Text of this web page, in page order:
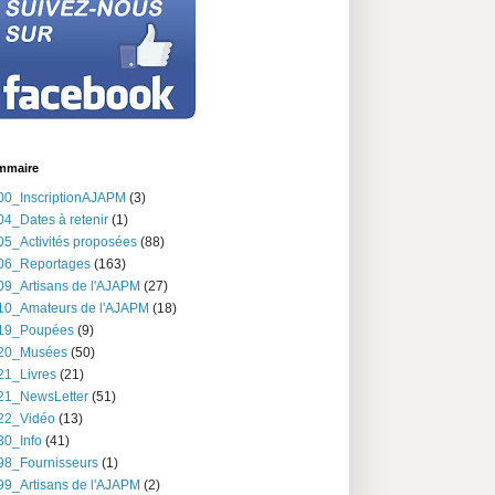
(3)
à retenir (1)
proposées (88)
(163)
de l'AJAPM (27)
de l'AJAPM (18)
(9)
(50)
(21)
(51)
(13)
(41)
(1)
de l'AJAPM (2)